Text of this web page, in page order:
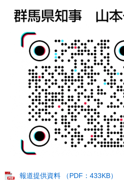
報道提供資料 （PDF：433KB）